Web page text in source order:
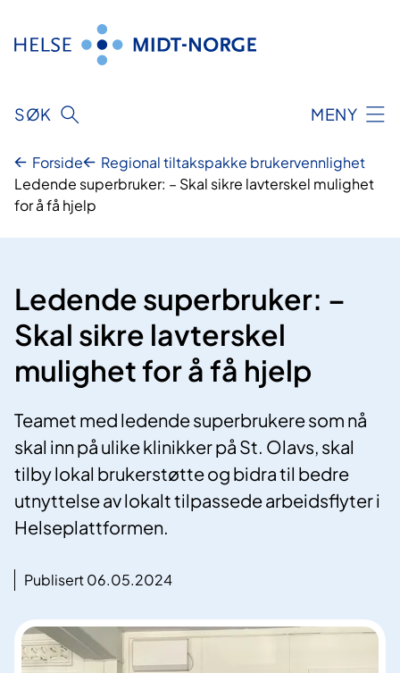
innhold
SØK MENY
Forside
Regional tiltakspakke brukervennlighet
Ledende superbruker: – Skal sikre lavterskel mulighet
for å få hjelp
Ledende superbruker: –
Skal sikre lavterskel
mulighet for å få hjelp
Teamet med ledende superbrukere som nå
skal inn på ulike klinikker på St. Olavs, skal
tilby lokal brukerstøtte og bidra til bedre
utnyttelse av lokalt tilpassede arbeidsflyter i
Helseplattformen.
Publisert 06.05.2024